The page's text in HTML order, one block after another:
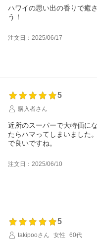
ハワイの思い出の香りで癒
う！
注文日：2025/06/17
5
購入者さん
近所のスーパーで大特価に
たらハマってしまいました
で良いですね。
注文日：2025/06/10
5
takipooさん
女性 60代